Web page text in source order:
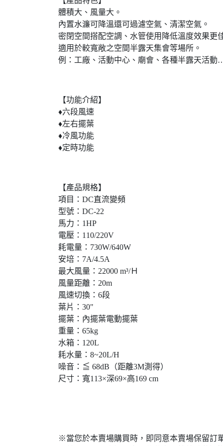
體積大、風量大。
內置水濂可降溫還可過濾空氣、清潔空氣。
密閉空間搭配空調、水管使用降低溫度效果更
適用於較寬敞之空間半露天集會等場所。
例：工廠、活動中心、廟會、各種半露天活動
【功能介紹】
♦六段風速
♦左右擺葉
♦冷風功能
♦定時功能
【產品規格】
項目：DC直流變頻
型號：DC-22
馬力：1HP
電壓：110/220V
耗電量：730W/640W
安培：7A/4.5A
最大風量：22000 m³/Ｈ
風量距離：20m
風速切換：6段
葉片：30"
擺葉：內擺葉電動擺葉
重量：65kg
水箱：120L
耗水量：8~20L/H
噪音：≦ 68dB（距離3M測得）
尺寸：寬113×深69×高169 cm
※當您於本賣場購買時，即同意本賣場保留訂